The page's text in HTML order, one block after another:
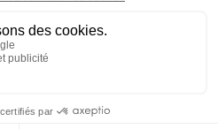
Radio / Pierre Olivier